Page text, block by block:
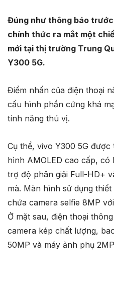
Đúng như thông báo
chính thức ra mắt một
mới tại thị trường Trung
Y300 5G.
Điểm nhấn của điện thoại
cấu hình phần cứng khá
tính năng thú vị.
Cụ thể, vivo Y300 5G được
hình AMOLED cao cấp,
trợ độ phân giải Full-HD+
mà. Màn hình sử dụng
chứa camera selfie 8MP
Ở mặt sau, điện thoại
camera kép chất lượng,
50MP và máy ảnh phụ